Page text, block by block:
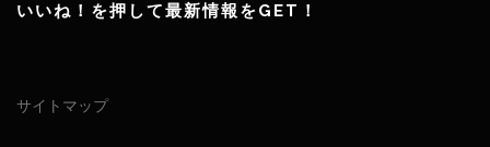
いいね！を押して最新情報をGET！
サイトマップ